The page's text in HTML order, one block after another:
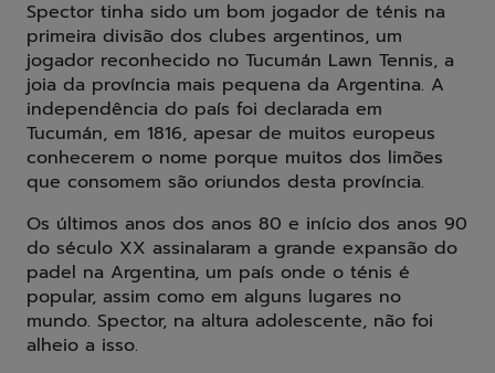
Spector tinha sido um bom jogador de ténis na
primeira divisão dos clubes argentinos, um
jogador reconhecido no Tucumán Lawn Tennis, a
joia da província mais pequena da Argentina. A
independência do país foi declarada em
Tucumán, em 1816, apesar de muitos europeus
conhecerem o nome porque muitos dos limões
que consomem são oriundos desta província.
Os últimos anos dos anos 80 e início dos anos 90
do século XX assinalaram a grande expansão do
padel na Argentina, um país onde o ténis é
popular, assim como em alguns lugares no
mundo. Spector, na altura adolescente, não foi
alheio a isso.